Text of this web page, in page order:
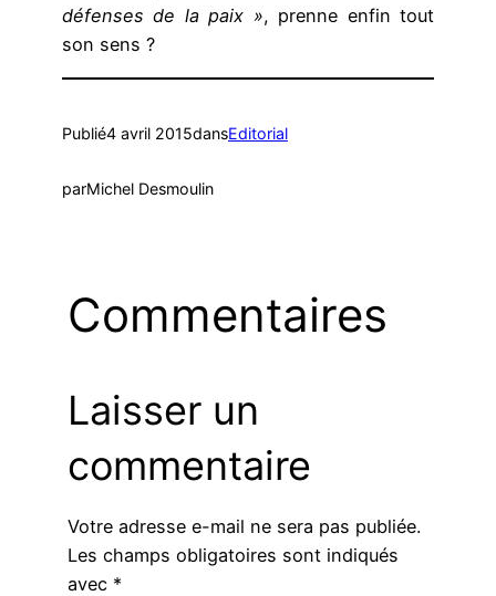
défenses de la paix », prenne enfin tout
son sens ?
Publié4 avril 2015dansEditorial
parMichel Desmoulin
Commentaires
Laisser un
commentaire
Votre adresse e-mail ne sera pas publiée.
Les champs obligatoires sont indiqués
avec *